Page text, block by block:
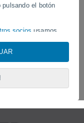
el botón
socios usamos
similares para
como su
algunos
virtud de un
Para ello,
en"Configurar"o